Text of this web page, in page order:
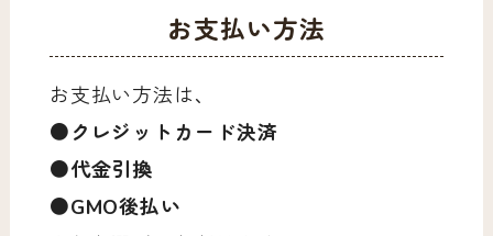
お支払い方法
お支払い方法は、
●クレジットカード決済
●代金引換
●GMO後払い